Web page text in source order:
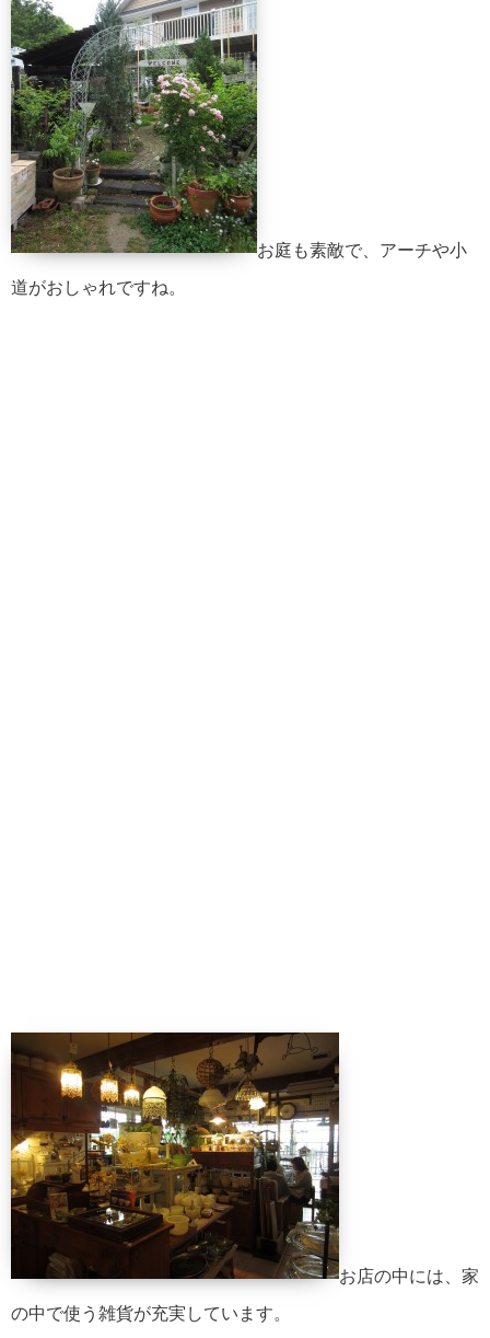
お庭も素敵で、アーチや小
道がおしゃれですね。
お店の中には、家
の中で使う雑貨が充実しています。